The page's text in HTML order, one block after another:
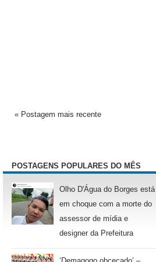
« Postagem mais recente
POSTAGENS POPULARES DO MÊS
Olho D'Água do Borges está
em choque com a morte do
assessor de mídia e
designer da Prefeitura